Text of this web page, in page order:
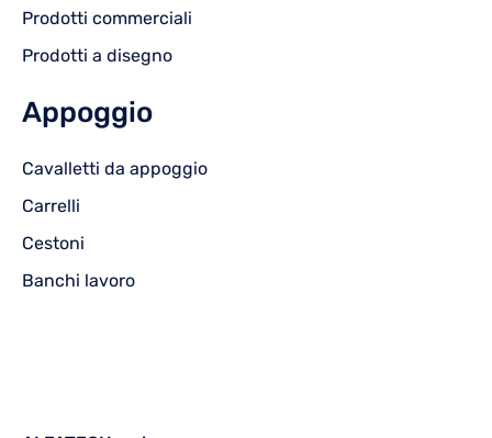
Prodotti commerciali
Prodotti a disegno
Appoggio
Cavalletti da appoggio
Carrelli
Cestoni
Banchi lavoro